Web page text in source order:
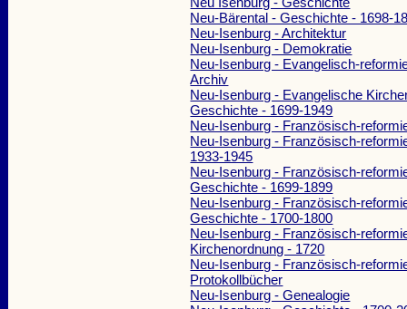
Neu-Bärental - Geschichte - 1698-
Neu-Isenburg - Architektur
Neu-Isenburg - Demokratie
Neu-Isenburg - Evangelisch-
Archiv
Neu-Isenburg - Evangelische
Geschichte - 1699-1949
Neu-Isenburg - Französisch-
Neu-Isenburg - Französisch-
1933-1945
Neu-Isenburg - Französisch-
Geschichte - 1699-1899
Neu-Isenburg - Französisch-
Geschichte - 1700-1800
Neu-Isenburg - Französisch-
Kirchenordnung - 1720
Neu-Isenburg - Französisch-
Protokollbücher
Neu-Isenburg - Genealogie